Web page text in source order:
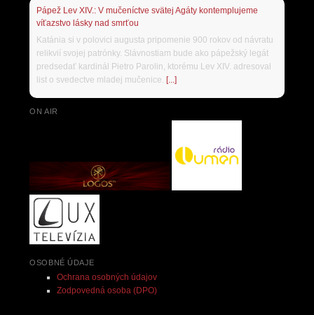
Pápež Lev XIV.: V mučeníctve svätej Agáty kontemplujeme
víťazstvo lásky nad smrťou
Katánia si v polovici augusta pripomenie 900 rokov od návratu
relikvií svojej patrónky. Slávnostiam bude ako pápežský legát
predsedať kardinál Pietro Parolin, ktorému Lev XIV. adresoval
list o svedectve mladej mučenice. [...]
ON AIR
OSOBNÉ ÚDAJE
Ochrana osobných údajov
Zodpovedná osoba (DPO)